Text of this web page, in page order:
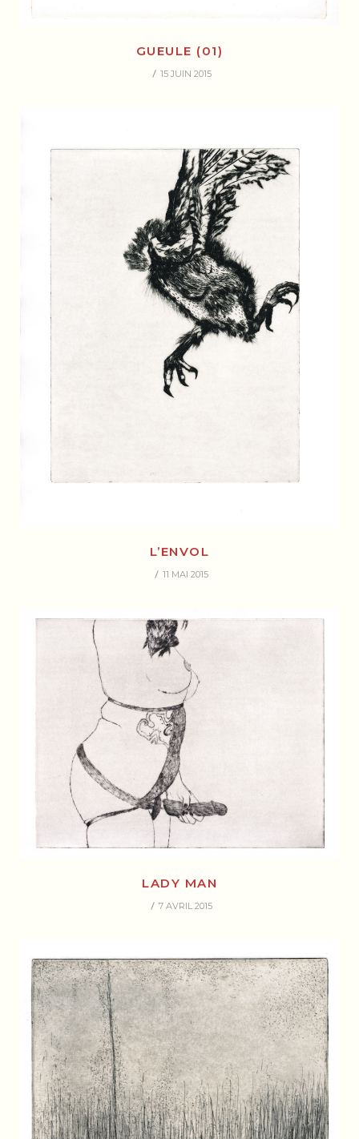
GUEULE (01)
15 JUIN 2015
L’ENVOL
11 MAI 2015
LADY MAN
7 AVRIL 2015